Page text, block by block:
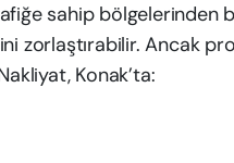
sahip
zorlaştırabilir. Ancak
Konak’ta: